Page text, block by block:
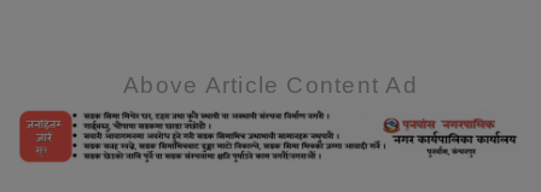
Above Article Content Ad